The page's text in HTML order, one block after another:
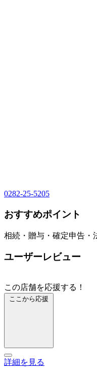
0282-25-5205
おすすめポイント
相続・贈与・確定申告・
ユーザーレビュー
この店舗を応援する！
ここから応援
詳細を見る